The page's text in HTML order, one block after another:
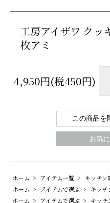
工房アイザワ クッ
枚アミ
4,950円(税450円)
この商品を
お気
ホーム > アイテム一覧 > キッチン
ホーム > アイテムで選ぶ > キッチ
ホーム > アイテムで選ぶ > キッチ